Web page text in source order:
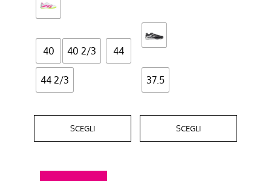
40 40 2/3 44
44 2/3
SCEGLI
nella
del
prodotto
37.5
SCEGLI
pagina
del
Questo